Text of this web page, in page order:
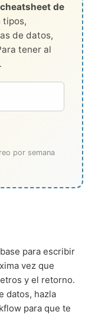
cheatsheet de
de datos,
tener al
por semana
para escribir
vez que
y el retorno.
datos, hazla
para que te